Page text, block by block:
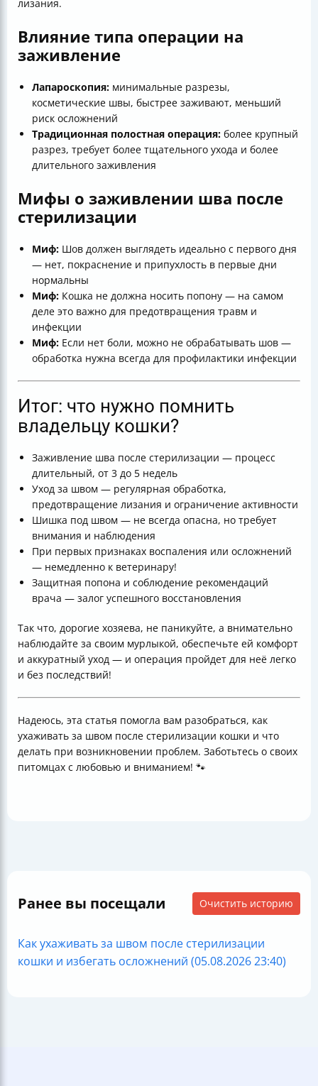
лизания.
Влияние типа операции на
заживление
Лапароскопия: минимальные разрезы,
косметические швы, быстрее заживают, меньший
риск осложнений
Традиционная полостная операция: более крупный
разрез, требует более тщательного ухода и более
длительного заживления
Мифы о заживлении шва после
стерилизации
Миф: Шов должен выглядеть идеально с первого дня
— нет, покраснение и припухлость в первые дни
нормальны
Миф: Кошка не должна носить попону — на самом
деле это важно для предотвращения травм и
инфекции
Миф: Если нет боли, можно не обрабатывать шов —
обработка нужна всегда для профилактики инфекции
Итог: что нужно помнить
владельцу кошки?
Заживление шва после стерилизации — процесс
длительный, от 3 до 5 недель
Уход за швом — регулярная обработка,
предотвращение лизания и ограничение активности
Шишка под швом — не всегда опасна, но требует
внимания и наблюдения
При первых признаках воспаления или осложнений
— немедленно к ветеринару!
Защитная попона и соблюдение рекомендаций
врача — залог успешного восстановления
Так что, дорогие хозяева, не паникуйте, а внимательно
наблюдайте за своим мурлыкой, обеспечьте ей комфорт
и аккуратный уход — и операция пройдет для неё легко
и без последствий!
Надеюсь, эта статья помогла вам разобраться, как
ухаживать за швом после стерилизации кошки и что
делать при возникновении проблем. Заботьтесь о своих
питомцах с любовью и вниманием! 🐾
Ранее вы посещали Очистить историю
Как ухаживать за швом после стерилизации
кошки и избегать осложнений (05.08.2026 23:40)